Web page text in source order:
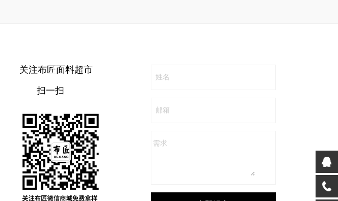
关注布匠面料超市
扫一扫
姓名
邮箱
需求